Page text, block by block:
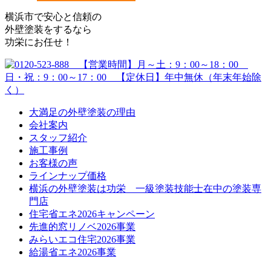
横浜市で安心と信頼の
外壁塗装をするなら
功栄にお任せ！
大満足の外壁塗装の理由
会社案内
スタッフ紹介
施工事例
お客様の声
ラインナップ価格
横浜の外壁塗装は功栄 一級塗装技能士在中の塗装専
門店
住宅省エネ2026キャンペーン
先進的窓リノベ2026事業
みらいエコ住宅2026事業
給湯省エネ2026事業